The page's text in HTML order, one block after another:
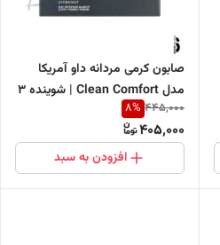
صابون کرمی مردانه داو آمریکا
مدل Clean Comfort | شوینده ۳
در ۱ صورت، بدن و مناسب اصلاح
445,000
8%
405,000
افزودن به سبد